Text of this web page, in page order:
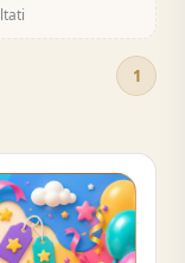
1